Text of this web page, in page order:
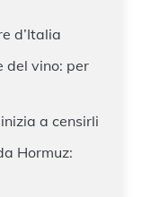
d’Italia
del vino: per
a censirli
Hormuz: